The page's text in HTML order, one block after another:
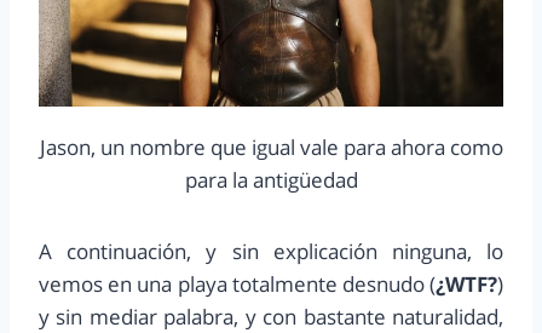
Jason, un nombre que igual vale para ahora como
para la antigüedad
A continuación, y sin explicación ninguna, lo
vemos en una playa totalmente desnudo (¿WTF?)
y sin mediar palabra, y con bastante naturalidad,